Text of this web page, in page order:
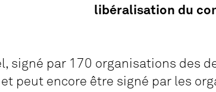
libéralisation du
signé par 170 organisations des
peut encore être signé par les